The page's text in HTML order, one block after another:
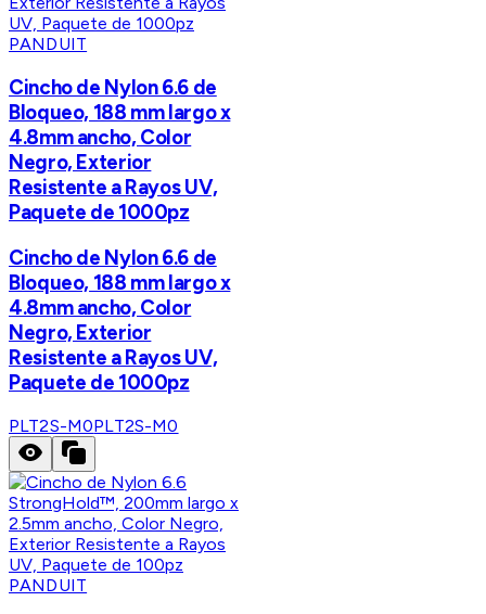
PANDUIT
Cincho de Nylon 6.6 de
Bloqueo, 188 mm largo x
4.8mm ancho, Color
Negro, Exterior
Resistente a Rayos UV,
Paquete de 1000pz
Cincho de Nylon 6.6 de
Bloqueo, 188 mm largo x
4.8mm ancho, Color
Negro, Exterior
Resistente a Rayos UV,
Paquete de 1000pz
PLT2S-M0PLT2S-M0
PANDUIT